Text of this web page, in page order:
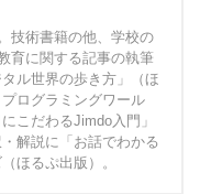
技術書籍の他、学校の
育に関する記事の執筆
ル世界の歩き方」（ほ
ログラミングワール
こだわるJimdo入門」
解説に「お話でわかる
ほるぷ出版）。